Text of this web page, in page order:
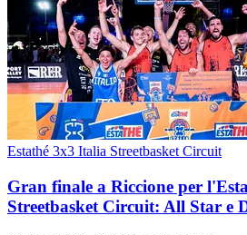
Estathé 3x3 Italia Streetbasket Circuit
Gran finale a Riccione per
Streetbasket Circuit: All Star e